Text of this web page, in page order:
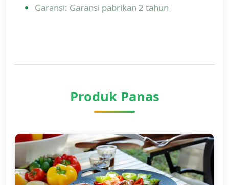
Garansi: Garansi pabrikan 2 tahun
Produk Panas